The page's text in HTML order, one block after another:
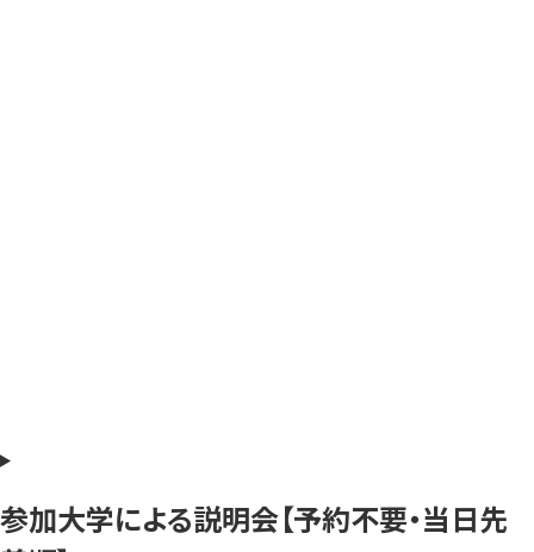
参加大学による説明会【予約不要・当日先